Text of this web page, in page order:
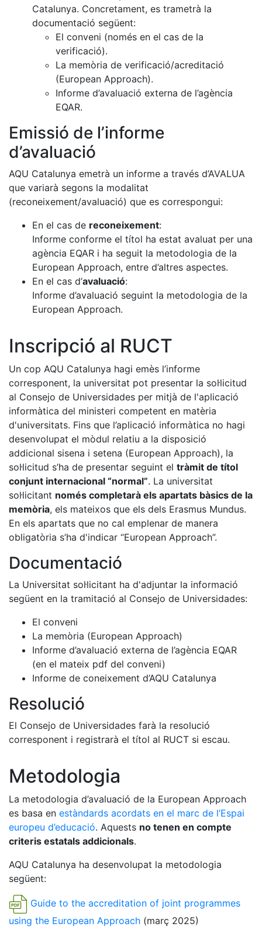
Catalunya. Concretament, es trametrà la
documentació següent:
El conveni (només en el cas de la
verificació).
La memòria de verificació/acreditació
(European Approach).
Informe d’avaluació externa de l’agència
EQAR.
Emissió de l’informe
d’avaluació
AQU Catalunya emetrà un informe a través d’AVALUA
que variarà segons la modalitat
(reconeixement/avaluació) que es correspongui:
En el cas de reconeixement:
Informe conforme el títol ha estat avaluat per una
agència EQAR i ha seguit la metodologia de la
European Approach, entre d’altres aspectes.
En el cas d’avaluació:
Informe d’avaluació seguint la metodologia de la
European Approach.
Inscripció al RUCT
Un cop AQU Catalunya hagi emès l’informe
corresponent, la universitat pot presentar la sol·licitud
al Consejo de Universidades per mitjà de l'aplicació
informàtica del ministeri competent en matèria
d'universitats. Fins que l’aplicació informàtica no hagi
desenvolupat el mòdul relatiu a la disposició
addicional sisena i setena (European Approach), la
sol·licitud s’ha de presentar seguint el tràmit de títol
conjunt internacional “normal”. La universitat
sol·licitant només completarà els apartats bàsics de la
memòria, els mateixos que els dels Erasmus Mundus.
En els apartats que no cal emplenar de manera
obligatòria s’ha d'indicar “European Approach”.
Documentació
La Universitat sol·licitant ha d'adjuntar la informació
següent en la tramitació al Consejo de Universidades:
El conveni
La memòria (European Approach)
Informe d’avaluació externa de l’agència EQAR
(en el mateix pdf del conveni)
Informe de coneixement d’AQU Catalunya
Resolució
El Consejo de Universidades farà la resolució
corresponent i registrarà el títol al RUCT si escau.
Metodologia
La metodologia d’avaluació de la European Approach
es basa en estàndards acordats en el marc de l’Espai
europeu d’educació. Aquests no tenen en compte
criteris estatals addicionals.
AQU Catalunya ha desenvolupat la metodologia
següent:
Guide to the accreditation of joint programmes
using the European Approach (març 2025)